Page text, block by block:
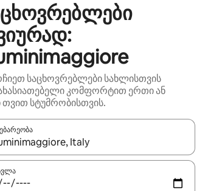
საცხოვრებლები სახლისთვის
კომფორტით ერთი ან
თვით სტუმრობისთვის.
შედეგები ხელმისაწვდომი გახდება,